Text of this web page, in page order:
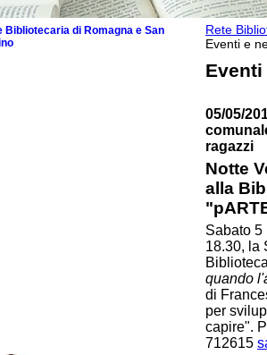
Rete
Eventi e
Eventi
05/05/
ragazzi
Notte
alla
Sabato 5
18.30, la
quando
di
per
capire".
712615
Bibliotecaria di Romagna e San